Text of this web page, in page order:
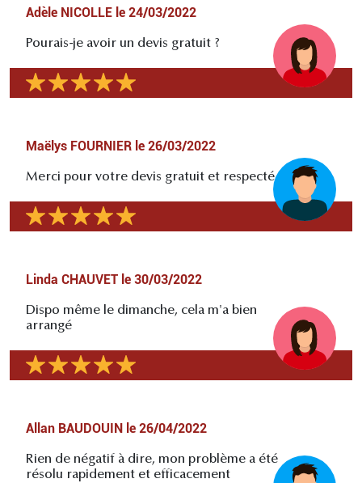
Adèle NICOLLE le 24/03/2022
Pourais-je avoir un devis gratuit ?
Maëlys FOURNIER le 26/03/2022
Merci pour votre devis gratuit et respecté
Linda CHAUVET le 30/03/2022
Dispo même le dimanche, cela m'a bien
arrangé
Allan BAUDOUIN le 26/04/2022
Rien de négatif à dire, mon problème a été
résolu rapidement et efficacement